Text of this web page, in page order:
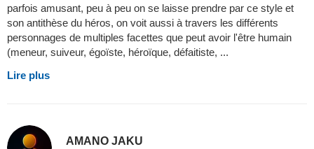
parfois amusant, peu à peu on se laisse prendre par ce style et
son antithèse du héros, on voit aussi à travers les différents
personnages de multiples facettes que peut avoir l'être humain
(meneur, suiveur, égoïste, héroïque, défaitiste, ...
Lire plus
AMANO JAKU